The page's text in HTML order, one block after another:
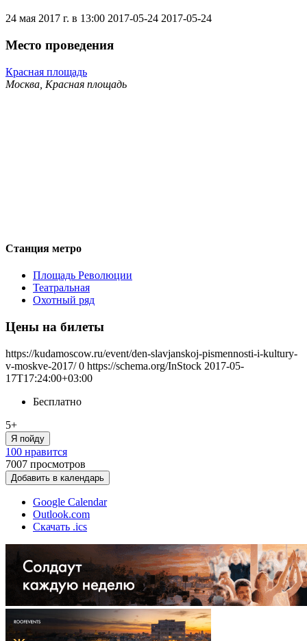
24 мая 2017 г. в 13:00 2017-05-24 2017-05-24
Место проведения
Красная площадь
Москва, Красная площадь
Станция метро
Площадь Революции
Театральная
Охотный ряд
Цены на билеты
https://kudamoscow.ru/event/den-slavjanskoj-pismennosti-i-kultury-
v-moskve-2017/ 0 https://schema.org/InStock 2017-05-
17T17:24:00+03:00
Бесплатно
5+
Я пойду
100 нравится
7007 просмотров
Добавить в календарь
Google Calendar
Outlook.com
Скачать .ics